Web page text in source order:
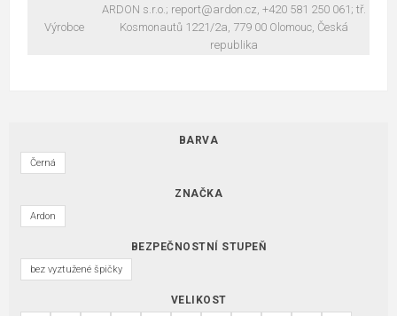
Výrobce
ARDON s.r.o.; report@ardon.cz, +420 581 250 061; tř.
Kosmonautů 1221/2a, 779 00 Olomouc, Česká
republika
BARVA
Černá
ZNAČKA
Ardon
BEZPEČNOSTNÍ STUPEŇ
bez vyztužené špičky
VELIKOST